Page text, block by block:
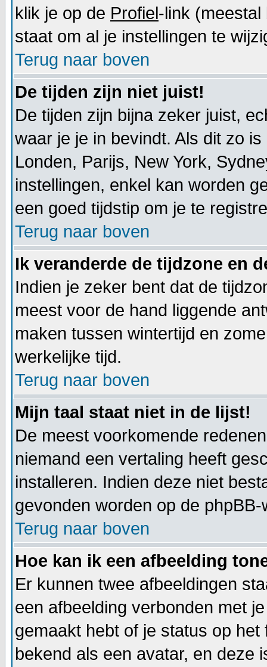
klik je op de Profiel-link (meestal
staat om al je instellingen te
Terug naar boven
De tijden zijn niet juist!
De tijden zijn bijna zeker juist,
waar je je in bevindt. Als dit zo
Londen, Parijs, New York,
instellingen, enkel kan worden
een goed tijdstip om je te
Terug naar boven
Ik veranderde de tijdzone en
Indien je zeker bent dat de
meest voor de hand liggende
maken tussen wintertijd en
werkelijke tijd.
Terug naar boven
Mijn taal staat niet in de lijst!
De meest voorkomende
niemand een vertaling heeft
installeren. Indien deze niet
gevonden worden op de
Terug naar boven
Hoe kan ik een afbeelding
Er kunnen twee afbeeldingen
een afbeelding verbonden met
gemaakt hebt of je status op
bekend als een avatar, en deze